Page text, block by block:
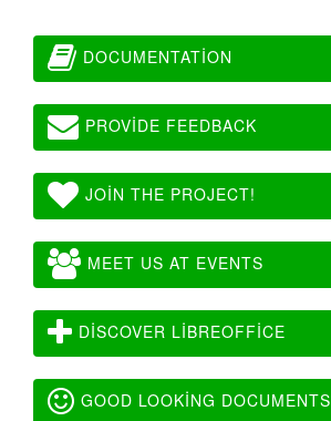
DOCUMENTATION
PROVIDE FEEDBACK
JOIN THE PROJECT!
MEET US AT EVENTS
DISCOVER LIBREOFFICE
GOOD LOOKING DOCUMENTS